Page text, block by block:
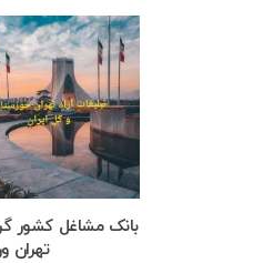
بانک مشاغل کشور
تهران